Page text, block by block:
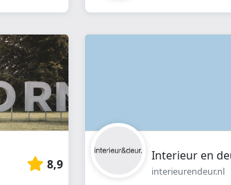
8,9
Interieur en
interieurendeur.nl